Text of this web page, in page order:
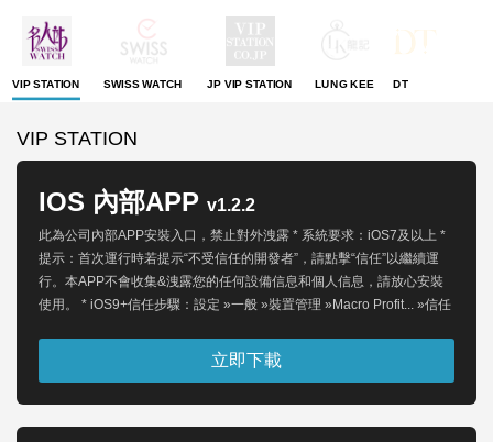
VIP STATION SWISS WATCH JP VIP STATION LUNG KEE DT
VIP STATION
IOS 內部APP v1.2.2
此為公司內部APP安裝入口，禁止對外洩露 * 系統要求：iOS7及以上 *
提示：首次運行時若提示“不受信任的開發者”，請點擊“信任”以繼續運
行。本APP不會收集&洩露您的任何設備信息和個人信息，請放心安裝
使用。 * iOS9+信任步驟：設定 »一般 »裝置管理 »Macro Profit... »信任
立即下載